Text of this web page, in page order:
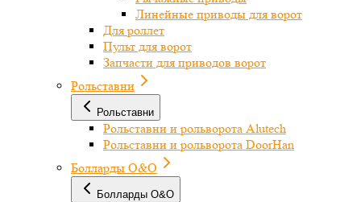
Линейные приводы для ворот
Для роллет
Пульт для ворот
Запчасти для приводов ворот
Рольставни
Рольставни
Рольставни и рольворота Alutech
Рольставни и рольворота DoorHan
Болларды O&O
Болларды O&O